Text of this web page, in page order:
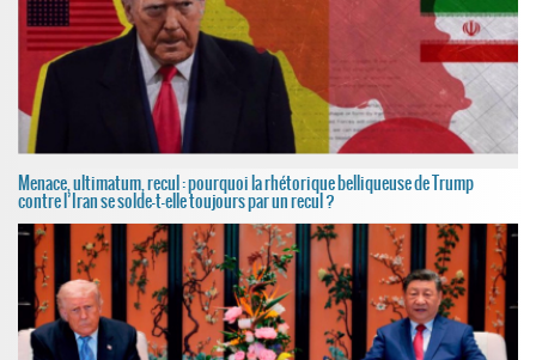
Menace, ultimatum, recul : pourquoi la rhétorique belliqueuse de Trump
contre l’Iran se solde-t-elle toujours par un recul ?